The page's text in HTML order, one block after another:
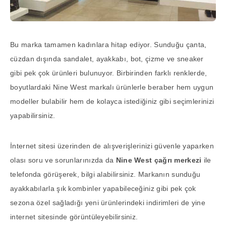
Bu marka tamamen kadınlara hitap ediyor. Sunduğu çanta,
cüzdan dışında sandalet, ayakkabı, bot, çizme ve sneaker
gibi pek çok ürünleri bulunuyor. Birbirinden farklı renklerde,
boyutlardaki Nine West markalı ürünlerle beraber hem uygun
modeller bulabilir hem de kolayca istediğiniz gibi seçimlerinizi
yapabilirsiniz.
İnternet sitesi üzerinden de alışverişlerinizi güvenle yaparken
olası soru ve sorunlarınızda da Nine West çağrı merkezi ile
telefonda görüşerek, bilgi alabilirsiniz. Markanın sunduğu
ayakkabılarla şık kombinler yapabileceğiniz gibi pek çok
sezona özel sağladığı yeni ürünlerindeki indirimleri de yine
internet sitesinde görüntüleyebilirsiniz.